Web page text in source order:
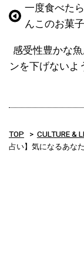
一度食べた
んこのお菓子
感受性豊かな
ンを下げないよ
TOP CULTURE &
占い】気になるあな